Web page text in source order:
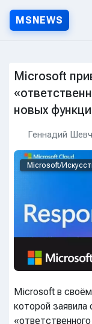
MSNEWS
Microsoft
новых
Геннадий
Microsoft/
Microsoft в своём
которой заявила